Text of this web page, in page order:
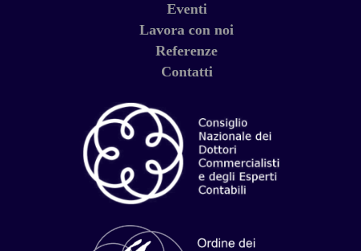
Eventi
Lavora con noi
Referenze
Contatti